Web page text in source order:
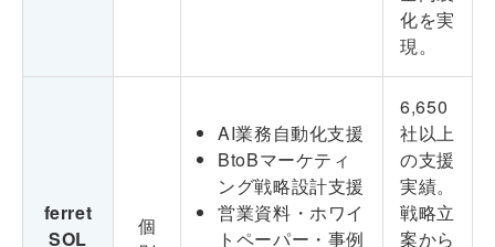
化を実
現。
ferret
SOL
個
AI業務自動化支援
BtoBマーケティ
ング戦略設計支援
営業資料・ホワイ
トペーパー・事例
6,650
社以上
の支援
実績。
戦略立
案から